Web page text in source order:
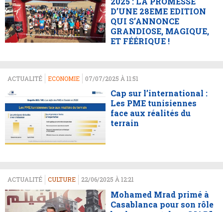
D’UNE 28EME EDITION
QUI S’ANNONCE
GRANDIOSE, MAGIQUE,
ET FÉÉRIQUE !
ACTUALITÉ ECONOMIE 07/07/2025 À 11:51
Cap sur l’international :
Les PME tunisiennes
face aux réalités du
terrain
ACTUALITÉ CULTURE 22/06/2025 À 12:21
Mohamed Mrad primé à
Casablanca pour son rôle